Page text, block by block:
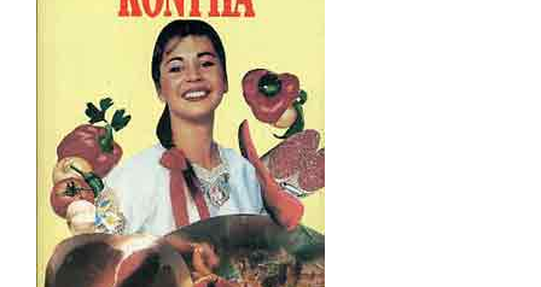
KAPCSOLAT
CONTACT